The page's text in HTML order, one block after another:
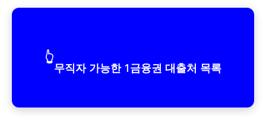
👆
무직자 가능한 1금융권 대출처 목록